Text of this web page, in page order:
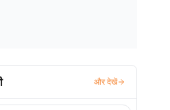
और देखें